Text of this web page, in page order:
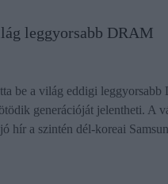
leggyorsabb DRAM
be a világ eddigi
generációját jelentheti. A
hír a szintén dél-koreai